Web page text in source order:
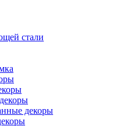
стали
декоры